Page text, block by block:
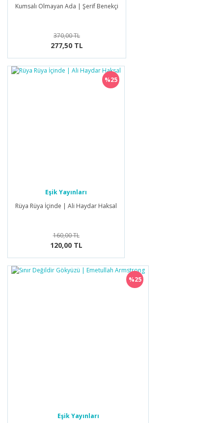
Kumsalı Olmayan Ada | Şerif Benekçi
370,00 TL
277,50 TL
%25
Eşik Yayınları
Rüya Rüya İçinde | Ali Haydar Haksal
160,00 TL
120,00 TL
%25
Eşik Yayınları